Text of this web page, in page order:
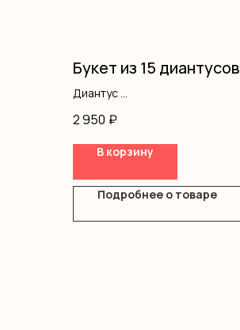
Букет из 15 диантусов
Диантус
2 950 ₽
В корзину
Подробнее о товаре